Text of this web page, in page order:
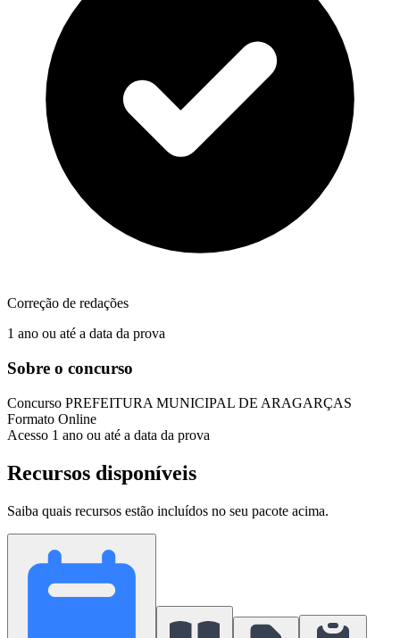
Correção de redações
1 ano ou até a data da prova
Sobre o concurso
Concurso PREFEITURA MUNICIPAL DE ARAGARÇAS
Formato Online
Acesso 1 ano ou até a data da prova
Recursos disponíveis
Saiba quais recursos estão incluídos no seu pacote acima.